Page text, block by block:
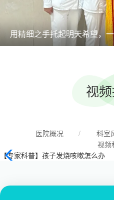
“救”在身边，“红领巾”医师团
视
医院概况 / 科室
视频
【出诊须知】春节，专家出诊表来啦